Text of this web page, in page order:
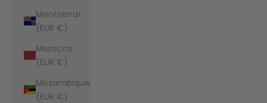
Montserrat
(EUR €)
Morocco
(EUR €)
Mozambique
(EUR €)